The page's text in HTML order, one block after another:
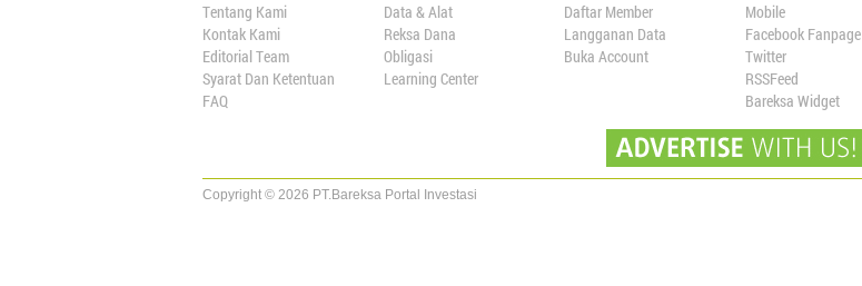
Tentang Kami
Kontak Kami
Editorial Team
Syarat Dan Ketentuan
FAQ
Data & Alat
Reksa Dana
Obligasi
Learning Center
Daftar Member
Langganan Data
Buka Account
Mobile
Facebook Fanpage
Twitter
RSSFeed
Bareksa Widget
Copyright © 2026 PT.Bareksa Portal Investasi